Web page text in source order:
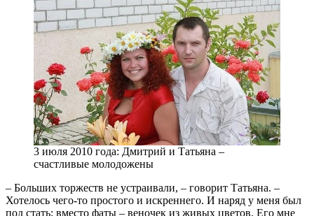
3 июля 2010 года: Дмитрий и Татьяна –
счастливые молодожены
– Больших торжеств не устраивали, – говорит Татьяна. –
Хотелось чего-то простого и искреннего. И наряд у меня был
под стать: вместо фаты – веночек из живых цветов. Его мне